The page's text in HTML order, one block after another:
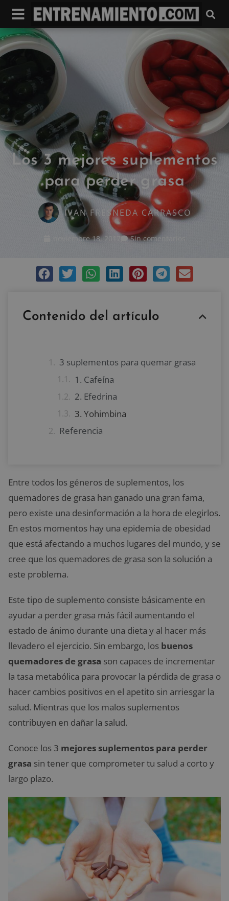
Los 3 mejores suplementos
para perder grasa
IVAN FRESNEDA CARRASCO
noviembre 18, 2017 Sin comentarios
Contenido del artículo
3 suplementos para quemar grasa
1. Cafeína
2. Efedrina
3. Yohimbina
Referencia
Entre todos los géneros de suplementos, los
quemadores de grasa han ganado una gran fama,
pero existe una desinformación a la hora de elegirlos.
En estos momentos hay una epidemia de obesidad
que está afectando a muchos lugares del mundo, y se
cree que los quemadores de grasa son la solución a
este problema.
Este tipo de suplemento consiste básicamente en
ayudar a perder grasa más fácil aumentando el
estado de ánimo durante una dieta y al hacer más
llevadero el ejercicio. Sin embargo, los buenos
quemadores de grasa son capaces de incrementar
la tasa metabólica para provocar la pérdida de grasa o
hacer cambios positivos en el apetito sin arriesgar la
salud. Mientras que los malos suplementos
contribuyen en dañar la salud.
Conoce los 3 mejores suplementos para perder
grasa sin tener que comprometer tu salud a corto y
largo plazo.